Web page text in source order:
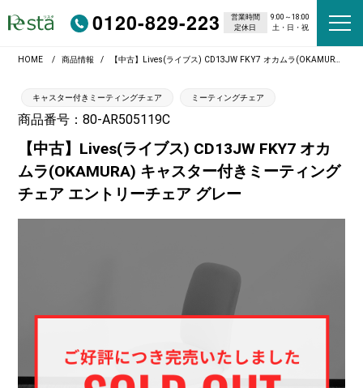
0120-829-223 営業時間
9:00～18:00
定休日
土・日・祝
HOME 商品情報 【中古】Lives(ライブス) CD13JW FKY7 オカムラ(OKAMURA) キャスター付きミーティングチェア エントリーチェア グレー
キャスター付きミーティングチェア ミーティングチェア
商品番号：80-AR505119C
【中古】Lives(ライブス) CD13JW FKY7 オカ
ムラ(OKAMURA) キャスター付きミーティング
チェア エントリーチェア グレー